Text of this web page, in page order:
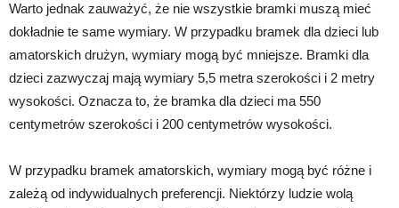
Warto jednak zauważyć, że nie wszystkie bramki muszą mieć
dokładnie te same wymiary. W przypadku bramek dla dzieci lub
amatorskich drużyn, wymiary mogą być mniejsze. Bramki dla
dzieci zazwyczaj mają wymiary 5,5 metra szerokości i 2 metry
wysokości. Oznacza to, że bramka dla dzieci ma 550
centymetrów szerokości i 200 centymetrów wysokości.
W przypadku bramek amatorskich, wymiary mogą być różne i
zależą od indywidualnych preferencji. Niektórzy ludzie wolą